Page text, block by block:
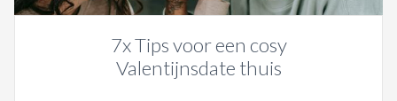
7x Tips voor een cosy
Valentijnsdate thuis